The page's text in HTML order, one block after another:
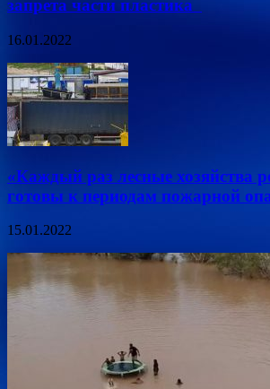
запрета части пластика
16.01.2022
«Каждый раз лесные хозяйства
готовы к периодам пожарной
15.01.2022